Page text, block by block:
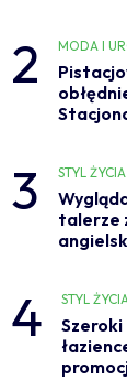
2 MODA I
3 STYL ŻYCIA
talerze
4 STYL
Szeroki